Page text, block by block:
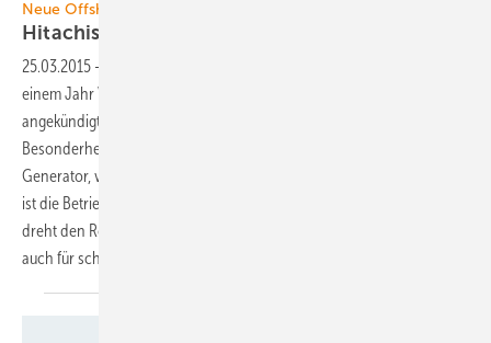
Neue Offshore-Konzepte
Hitachis Lee-Läufer ist
25.03.2015 -
einem Jahr Verzögerung den Prototyp der im Jahr 2012
angekündigten Fünf-Megawatt-Offshoreanlage errichtet. Die
Besonderheit der Getriebe-Anlage mit einem mittelschnell drehenden
Generator, verkürztem Triebstrang und Permanentmagnetgenerator
ist die Betriebsweise als Leeläufer: Die so genannte Downwindanlage
dreht den Rotor auf der windabgewandten Seite des Turmes – und ist
auch für schwimmende Fundamente